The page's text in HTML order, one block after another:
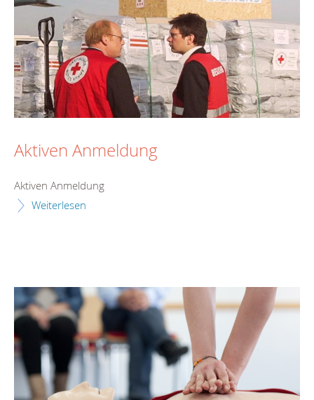
Aktiven Anmeldung
Aktiven Anmeldung
Weiterlesen